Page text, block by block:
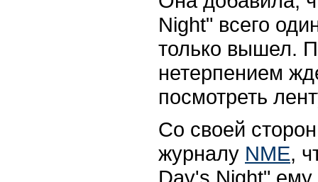
Night" всего
только вышел.
нетерпением
посмотреть
Со своей
журналу NME,
Day's Night" ему